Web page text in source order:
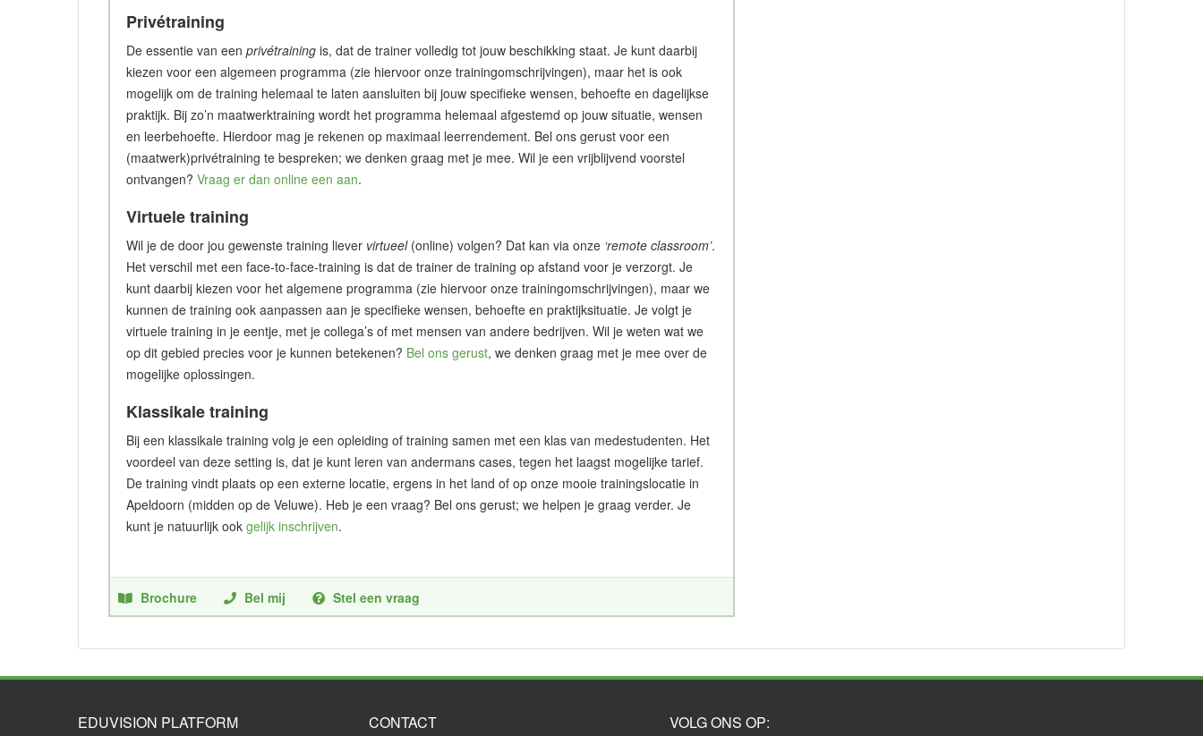
Privétraining
De essentie van een privétraining is, dat de trainer volledig tot jouw beschikking staat. Je kunt daarbij
kiezen voor een algemeen programma (zie hiervoor onze trainingomschrijvingen), maar het is ook
mogelijk om de training helemaal te laten aansluiten bij jouw specifieke wensen, behoefte en dagelijkse
praktijk. Bij zo’n maatwerktraining wordt het programma helemaal afgestemd op jouw situatie, wensen
en leerbehoefte. Hierdoor mag je rekenen op maximaal leerrendement. Bel ons gerust voor een
(maatwerk)privétraining te bespreken; we denken graag met je mee. Wil je een vrijblijvend voorstel
ontvangen? Vraag er dan online een aan.
Virtuele training
Wil je de door jou gewenste training liever virtueel(online) volgen? Dat kan via onze ‘remote classroom’.
Het verschil met een face-to-face-training is dat de trainer de training op afstand voor je verzorgt. Je
kunt daarbij kiezen voor het algemene programma (zie hiervoor onze trainingomschrijvingen), maar we
kunnen de training ook aanpassen aan je specifieke wensen, behoefte en praktijksituatie. Je volgt je
virtuele training in je eentje, met je collega’s of met mensen van andere bedrijven. Wil je weten wat we
op dit gebied precies voor je kunnen betekenen? Bel ons gerust, we denken graag met je mee over de
mogelijke oplossingen.
Klassikale training
Bij een klassikale training volg je een opleiding of training samen met een klas van medestudenten. Het
voordeel van deze setting is, dat je kunt leren van andermans cases, tegen het laagst mogelijke tarief.
De training vindt plaats op een externe locatie, ergens in het land of op onze mooie trainingslocatie in
Apeldoorn (midden op de Veluwe). Heb je een vraag? Bel ons gerust; we helpen je graag verder. Je
kunt je natuurlijk ook gelijk inschrijven.
Brochure Bel mij Stel een vraag
EDUVISION PLATFORM CONTACT VOLG ONS OP: